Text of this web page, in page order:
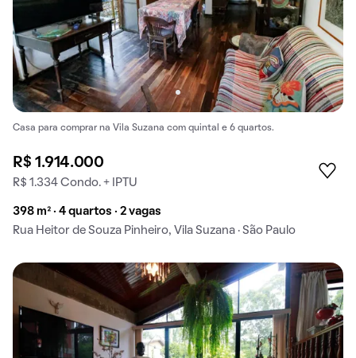
Casa para comprar na Vila Suzana com quintal e 6 quartos.
R$ 1.914.000
R$ 1.334 Condo. + IPTU
398 m² · 4 quartos · 2 vagas
Rua Heitor de Souza Pinheiro, Vila Suzana · São Paulo